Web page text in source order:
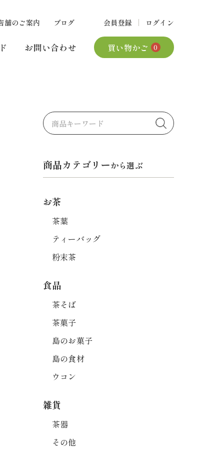
舗のご案内 ブログ 会員登録 ログイン
お問い合わせ 買い物かご 0
商品カテゴリーから選ぶ
お茶
茶葉
ティーバッグ
粉末茶
食品
茶そば
茶菓子
島のお菓子
島の食材
ウコン
雑貨
茶器
その他